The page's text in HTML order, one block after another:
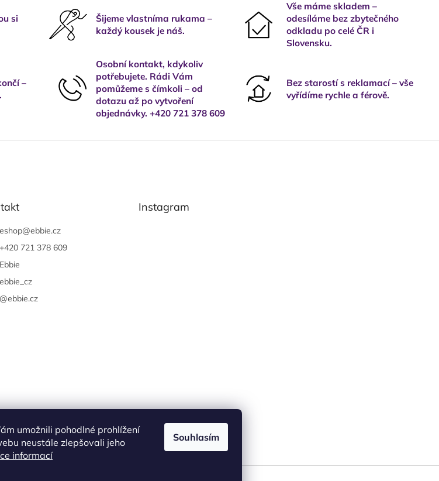
umožnili pohodlné prohlížení
neustále zlepšovali jeho
informací
Souhlasím
si
Šijeme vlastníma rukama –
každý kousek je náš.
Vše máme skladem –
odesíláme bez zbytečného
odkladu po celé ČR i
Slovensku.
–
Osobní kontakt, kdykoliv
potřebujete. Rádi Vám
pomůžeme s čímkoli – od
dotazu až po vytvoření
objednávky. +420 721 378 609
Bez starostí s reklamací – vše
vyřídíme rychle a férově.
eshop@ebbie.cz
+420 721 378 609
Ebbie
ebbie_cz
@ebbie.cz
Instagram
obchodní podmínky